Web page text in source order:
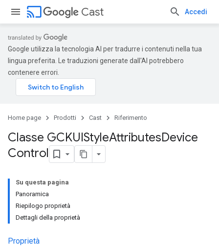
cast Cast Accedi
Google utilizza la tecnologia AI per tradurre i contenuti nella tua
lingua preferita. Le traduzioni generate dall'AI potrebbero
contenere errori.
Home page Prodotti Cast Riferimento
Classe GCKUIStyleAttributesDevice
Control
Su questa pagina
Panoramica
Riepilogo proprietà
Dettagli della proprietà
Proprietà